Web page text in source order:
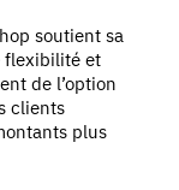
soutient sa
flexibilité et
de l’option
clients
plus